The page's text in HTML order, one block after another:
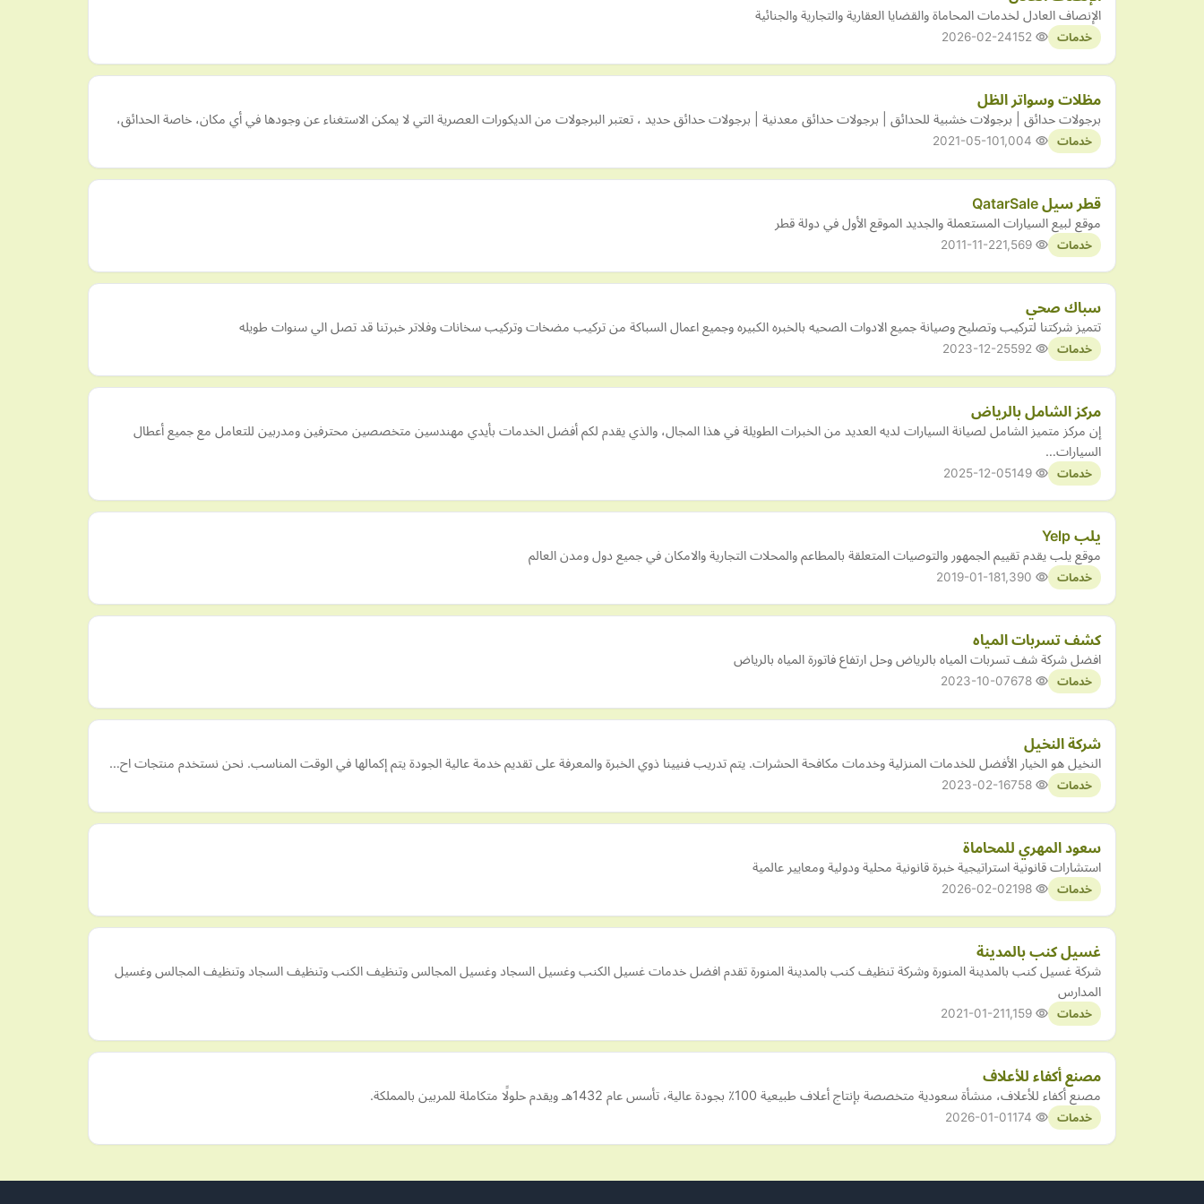
الإنصاف العادل لخدمات المحاماة والقضايا العقارية والتجارية والجنائية
خدمات 2026-02-24
مظلات وسواتر الظل
برجولات حدائق | برجولات خشبية للحدائق | برجولات حدائق معدنية | برجولات حدائق حديد ، تعتبر البرجولات من الديكورات العصرية التي لا يمكن الاستغناء عن وجودها في أي مكان، خاصة الحدائق،
خدمات 2021-05-10
قطر سيل QatarSale
موقع لبيع السيارات المستعملة والجديد الموقع الأول في دولة قطر
خدمات 2011-11-22
سباك صحي
تتميز شركتنا لتركيب وتصليح وصيانة جميع الادوات الصحيه بالخبره الكبيره وجميع اعمال السباكة من تركيب مضخات وتركيب سخانات وفلاتر خبرتنا قد تصل الي سنوات طويله
خدمات 2023-12-25
مركز الشامل بالرياض
إن مركز متميز الشامل لصيانة السيارات لديه العديد من الخبرات الطويلة في هذا المجال، والذي يقدم لكم أفضل الخدمات بأيدي مهندسين متخصصين محترفين ومدربين للتعامل مع جميع أعطال
السيارات…
خدمات 2025-12-05
يلب Yelp
موقع يلب يقدم تقييم الجمهور والتوصيات المتعلقة بالمطاعم والمحلات التجارية والامكان في جميع دول ومدن العالم
خدمات 2019-01-18
كشف تسربات المياه
افضل شركة شف تسربات المياه بالرياض وحل ارتفاع فاتورة المياه بالرياض
خدمات 2023-10-07
شركة النخيل
النخيل هو الخيار الأفضل للخدمات المنزلية وخدمات مكافحة الحشرات. يتم تدريب فنيينا ذوي الخبرة والمعرفة على تقديم خدمة عالية الجودة يتم إكمالها في الوقت المناسب. نحن نستخدم منتجات اح…
خدمات 2023-02-16
سعود المهري للمحاماة
استشارات قانونية استراتيجية خبرة قانونية محلية ودولية ومعايير عالمية
خدمات 2026-02-02
غسيل كنب بالمدينة
شركة غسيل كنب بالمدينة المنورة وشركة تنظيف كنب بالمدينة المنورة تقدم افضل خدمات غسيل الكنب وغسيل السجاد وغسيل المجالس وتنظيف الكنب وتنظيف السجاد وتنظيف المجالس وغسيل
المدارس
خدمات 2021-01-21
مصنع أكفاء للأعلاف
مصنع أكفاء للأعلاف، منشأة سعودية متخصصة بإنتاج أعلاف طبيعية 100٪ بجودة عالية، تأسس عام 1432هـ ويقدم حلولًا متكاملة للمربين بالمملكة.
خدمات 2026-01-01